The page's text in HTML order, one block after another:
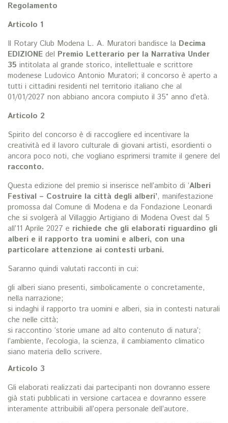
Regolamento
Articolo 1
Il Rotary Club Modena L. A. Muratori bandisce la Decima
EDIZIONE del Premio Letterario per la Narrativa Under
35 intitolata al grande storico, intellettuale e scrittore
modenese Ludovico Antonio Muratori; il concorso è aperto a
tutti i cittadini residenti nel territorio italiano che al
01/01/2027 non abbiano ancora compiuto il 35° anno d’età.
Articolo 2
Spirito del concorso è di raccogliere ed incentivare la
creatività ed il lavoro culturale di giovani artisti, esordienti o
ancora poco noti, che vogliano esprimersi tramite il genere del
racconto.
Questa edizione del premio si inserisce nell’ambito di ‘Alberi
Festival – Costruire la città degli alberi’, manifestazione
promossa dal Comune di Modena e da Fondazione Leonardi
che si svolgerà al Villaggio Artigiano di Modena Ovest dal 5
all’11 Aprile 2027 e richiede che gli elaborati riguardino gli
alberi e il rapporto tra uomini e alberi, con una
particolare attenzione ai contesti urbani.
Saranno quindi valutati racconti in cui:
gli alberi siano presenti, simbolicamente o concretamente,
nella narrazione;
si indaghi il rapporto tra uomini e alberi, sia in contesti naturali
che nelle città;
si raccontino ‘storie umane ad alto contenuto di natura’;
l’ambiente, l’ecologia, la scienza, il cambiamento climatico
siano materia dello scrivere.
Articolo 3
Gli elaborati realizzati dai partecipanti non dovranno essere
già stati pubblicati in versione cartacea e dovranno essere
interamente attribuibili all’opera personale dell’autore.